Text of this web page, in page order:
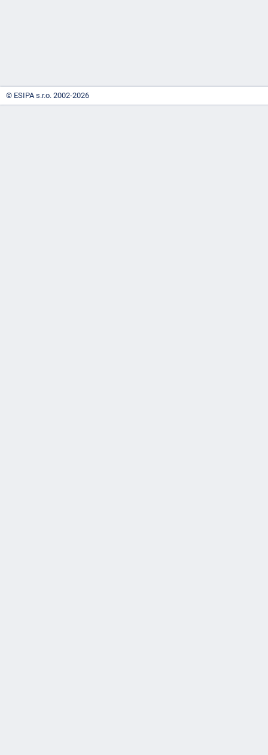
© ESIPA s.r.o. 2002-2026